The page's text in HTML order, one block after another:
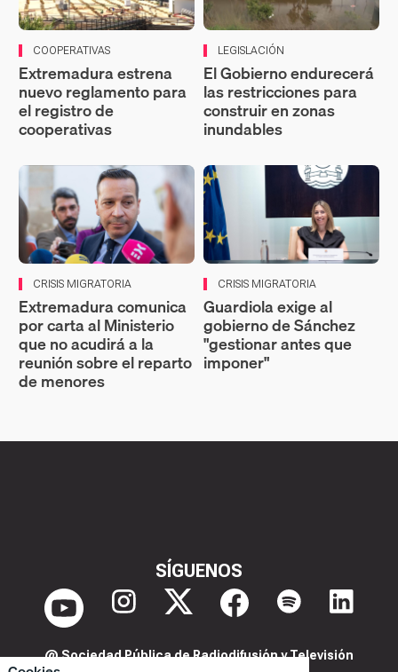
COOPERATIVAS
Extremadura estrena
nuevo reglamento para
el registro de
cooperativas
LEGISLACIÓN
El Gobierno endurecerá
las restricciones para
construir en zonas
inundables
CRISIS MIGRATORIA
Extremadura comunica
por carta al Ministerio
que no acudirá a la
reunión sobre el reparto
de menores
CRISIS MIGRATORIA
Guardiola exige al
gobierno de Sánchez
"gestionar antes que
imponer"
SÍGUENOS
@ Sociedad Pública de Radiodifusión y Televisión